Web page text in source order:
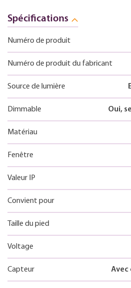
Spécifications
Numéro de produit
Numéro de produit du fabricant
Source de lumière
Dimmable Oui,
Matériau
Fenêtre
Valeur IP
Convient pour
Taille du pied
Voltage
Capteur Avec